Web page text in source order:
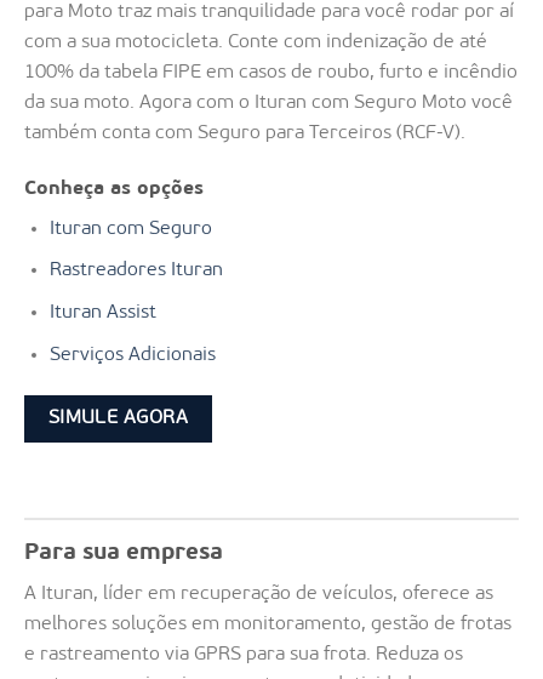
para Moto traz mais tranquilidade para você rodar por aí
com a sua motocicleta. Conte com indenização de até
100% da tabela FIPE em casos de roubo, furto e incêndio
da sua moto. Agora com o Ituran com Seguro Moto você
também conta com Seguro para Terceiros (RCF-V).
Conheça as opções
Ituran com Seguro
Rastreadores Ituran
Ituran Assist
Serviços Adicionais
SIMULE AGORA
Para sua empresa
A Ituran, líder em recuperação de veículos, oferece as
melhores soluções em monitoramento, gestão de frotas
e rastreamento via GPRS para sua frota. Reduza os